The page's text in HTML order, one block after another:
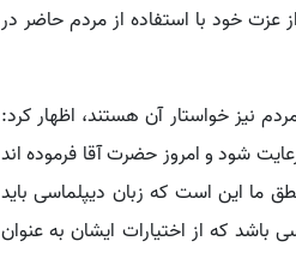
عزت خود با استفاده از مردم حاضر در
نیز خواستار آن هستند، اظهار کرد:
شود و امروز حضرت آقا فرموده اند
ما این است که زبان دیپلماسی باید
معظم انقلاب طبق بند ۵ اصل ۱۱۰ قانون اساسی باشد که از اختیارات ایشان به عنوان